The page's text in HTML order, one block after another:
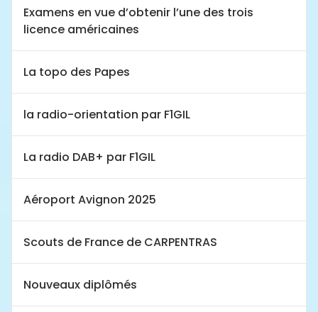
Examens en vue d’obtenir l’une des trois
licence américaines
La topo des Papes
la radio-orientation par F1GIL
La radio DAB+ par F1GIL
Aéroport Avignon 2025
Scouts de France de CARPENTRAS
Nouveaux diplômés